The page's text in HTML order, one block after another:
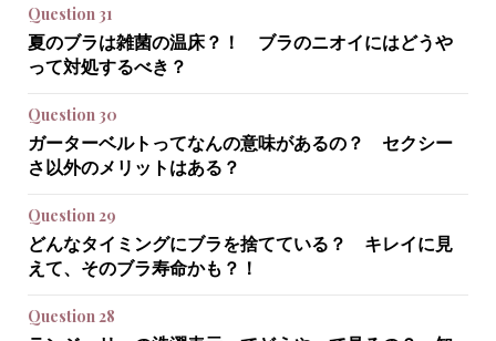
Question 31
夏のブラは雑菌の温床？！ ブラのニオイにはどうや
って対処するべき？
Question 30
ガーターベルトってなんの意味があるの？ セクシー
さ以外のメリットはある？
Question 29
どんなタイミングにブラを捨てている？ キレイに見
えて、そのブラ寿命かも？！
Question 28